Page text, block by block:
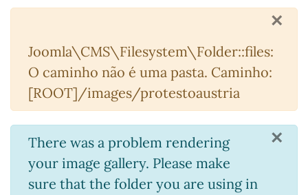
×
Joomla\CMS\Filesystem\Folder::files:
O caminho não é uma pasta. Caminho:
[ROOT]/images/protestoaustria
×
info
There was a problem rendering
your image gallery. Please make
sure that the folder you are using in